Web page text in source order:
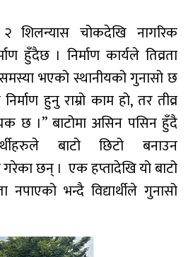
शिलन्यास चोकदेखि नागरिक
हुँदैछ । निर्माण कार्यले तिव्रता
भएको स्थानीयको गुनासो छ
हुनु राम्रो काम हो, तर तीव्र
छ ।” बाटोमा असिन पसिन हुँदै
बाटो छिटो बनाउन
छन् । एक हप्तादेखि यो बाटो
नपाएको भन्दै विद्यार्थीले गुनासो